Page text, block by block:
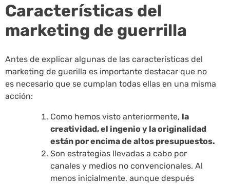
Características del
marketing de guerrilla
Antes de explicar algunas de las características del
marketing de guerilla es importante destacar que no
es necesario que se cumplan todas ellas en una misma
acción:
Como hemos visto anteriormente, la
creatividad, el ingenio y la originalidad
están por encima de altos presupuestos.
Son estrategias llevadas a cabo por
canales y medios no convencionales. Al
menos inicialmente, aunque después